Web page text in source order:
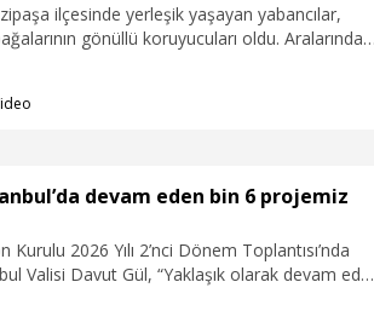
ilçesinde yerleşik yaşayan yabancılar,
gönüllü koruyucuları oldu. Aralarında
tanıklık etti.
devam eden bin 6 projemiz
2026 Yılı 2’nci Dönem Toplantısı’nda
Valisi Davut Gül, “Yaklaşık olarak devam eden